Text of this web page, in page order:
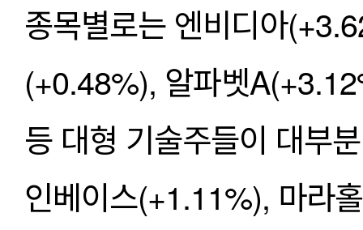
종목별로는 엔비디아
(+0.48%), 알파벳
등 대형 기술주들이 대부
인베이스(+1.11%), 마라